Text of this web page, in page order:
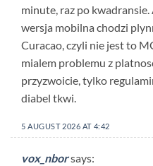
minute, raz po
wersja mobilna chodzi
Curacao, czyli nie jest to
mialem problemu z
przyzwoicie, tylko
diabel tkwi.
5 AUGUST 2026 AT 4:42
vox_nborsays: